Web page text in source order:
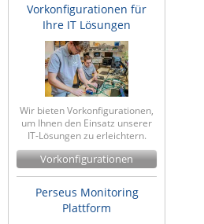
Vorkonfigurationen für
Ihre IT Lösungen
Wir bieten Vorkonfigurationen,
um Ihnen den Einsatz unserer
IT-Lösungen zu erleichtern.
Vorkonfigurationen
Perseus Monitoring
Plattform